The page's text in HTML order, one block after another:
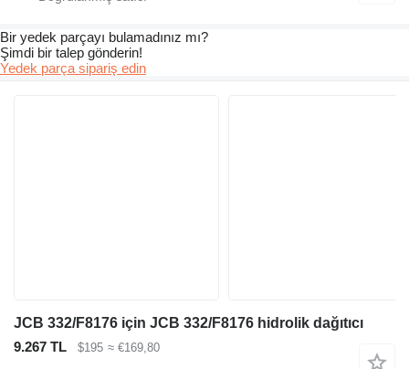
Bir yedek parçayı bulamadınız mı?
Şimdi bir talep gönderin!
Yedek parça sipariş edin
JCB 332/F8176 için JCB 332/F8176 hidrolik dağıtıcı
9.267 TL
$195 ≈ €169,80